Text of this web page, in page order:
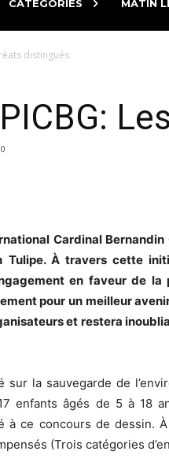
CATÉGORIES MATIN
distingués
0
Cardinal Bernandin
Tulipe. À travers cette
en faveur de la
pour un meilleur
et restera
la sauvegarde de
enfants âgés de 5 à 18
à ce concours de dessin.
(Trois catégories